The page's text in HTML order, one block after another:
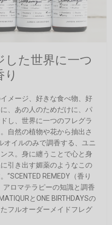
した世界に一つ
り
メージ、好きな食べ物、好
、あの人のためだけに、パ
し、世界に一つのフレグラ
自然の植物や花から抽出さ
オイルのみで調香する、ユニ
ス。身に纏うことで心と身
引き出す媚薬のようなこの
REMEDY（香り
アロマテラピーの知識と調香
とONE BIRTHDAYSの
フルオーダーメイドフレグ